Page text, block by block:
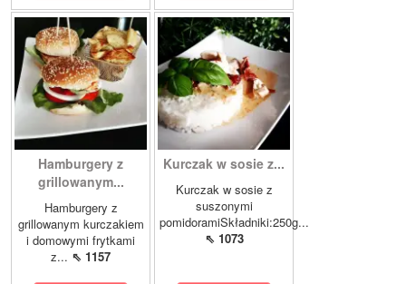
Hamburgery z
grillowanym...
Hamburgery z
grillowanym kurczakiem
i domowymi frytkami
z... ⇖ 1157
Kurczak w sosie z...
Kurczak w sosie z
suszonymi
pomidoramiSkładniki:250g...
⇖ 1073